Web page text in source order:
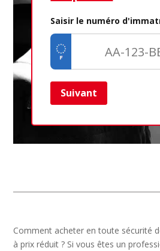
Saisir le numéro
Suivant
Comment acheter en toute sécurité
à prix réduit ? Si vous êtes un